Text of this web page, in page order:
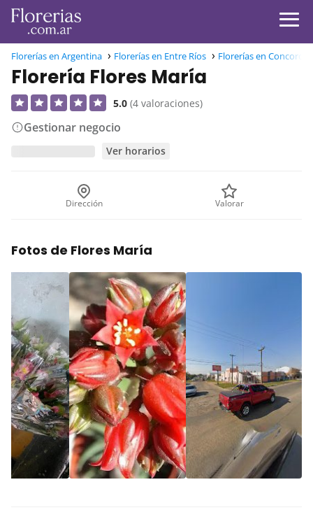
Florerías en Argentina Florerías en Entre Ríos Florerías en Concordia
Florería Flores María
5.0 (4 valoraciones)
Gestionar negocio
Ver horarios
Dirección Valorar
Fotos de Flores María